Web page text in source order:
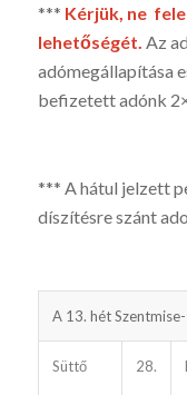
*** Kérjük, ne
lehetőségét. Az
adómegállapítása
befizetett adónk
*** A hátul jelzett
díszítésre szánt
A 13. hét
Süttő 28.